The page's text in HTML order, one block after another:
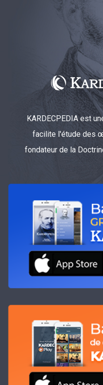
KARDECPEDIA est
facilite l'étude des
fondateur de la